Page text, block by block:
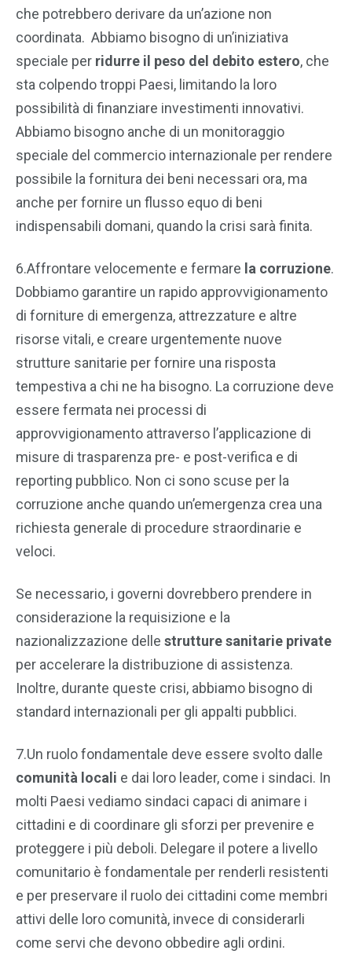
che potrebbero derivare da un’azione non
coordinata. Abbiamo bisogno di un’iniziativa
speciale per ridurre il peso del debito estero, che
sta colpendo troppi Paesi, limitando la loro
possibilità di finanziare investimenti innovativi.
Abbiamo bisogno anche di un monitoraggio
speciale del commercio internazionale per rendere
possibile la fornitura dei beni necessari ora, ma
anche per fornire un flusso equo di beni
indispensabili domani, quando la crisi sarà finita.
6.Affrontare velocemente e fermare la corruzione.
Dobbiamo garantire un rapido approvvigionamento
di forniture di emergenza, attrezzature e altre
risorse vitali, e creare urgentemente nuove
strutture sanitarie per fornire una risposta
tempestiva a chi ne ha bisogno. La corruzione deve
essere fermata nei processi di
approvvigionamento attraverso l’applicazione di
misure di trasparenza pre- e post-verifica e di
reporting pubblico. Non ci sono scuse per la
corruzione anche quando un’emergenza crea una
richiesta generale di procedure straordinarie e
veloci.
Se necessario, i governi dovrebbero prendere in
considerazione la requisizione e la
nazionalizzazione delle strutture sanitarie private
per accelerare la distribuzione di assistenza.
Inoltre, durante queste crisi, abbiamo bisogno di
standard internazionali per gli appalti pubblici.
7.Un ruolo fondamentale deve essere svolto dalle
comunità locali e dai loro leader, come i sindaci. In
molti Paesi vediamo sindaci capaci di animare i
cittadini e di coordinare gli sforzi per prevenire e
proteggere i più deboli. Delegare il potere a livello
comunitario è fondamentale per renderli resistenti
e per preservare il ruolo dei cittadini come membri
attivi delle loro comunità, invece di considerarli
come servi che devono obbedire agli ordini.